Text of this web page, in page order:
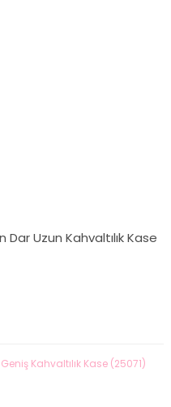
Uzun Kahvaltılık Kase